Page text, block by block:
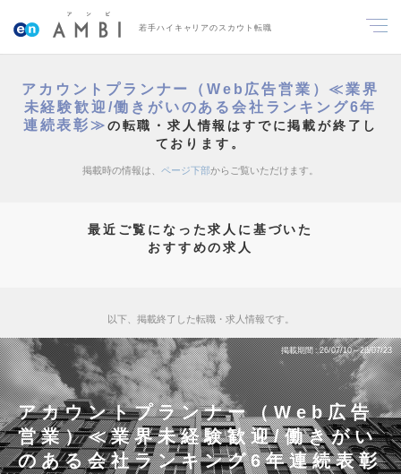
若手ハイキャリアのスカウト転職
アカウントプランナー（Web広告営業）≪業界
未経験歓迎/働きがいのある会社ランキング6年
連続表彰≫の転職・求人情報はすでに掲載が終了し
ております。
掲載時の情報は、 ページ下部からご覧いただけます。
最近ご覧になった求人に基づいた
おすすめの求人
以下、掲載終了した転職・求人情報です。
掲載期間 26/07/10～26/07/23
アカウントプランナー（Web広告
営業）≪業界未経験歓迎/働きがい
のある会社ランキング6年連続表彰